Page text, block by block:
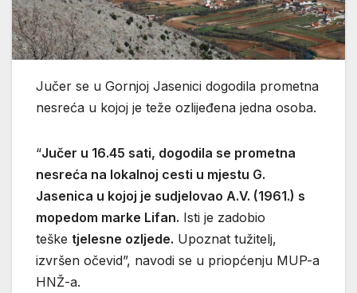
Jučer se u Gornjoj Jasenici dogodila prometna
nesreća u kojoj je teže ozlijeđena jedna osoba.
“Jučer u 16.45 sati, dogodila se prometna
nesreća na lokalnoj cesti u mjestu G.
Jasenica u kojoj je sudjelovao A.V. (1961.) s
mopedom marke Lifan. Isti je zadobio
teške tjelesne ozljede. Upoznat tužitelj,
izvršen očevid”, navodi se u priopćenju MUP-a
HNŽ-a.